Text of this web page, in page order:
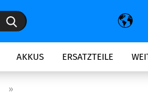
Suche...
AKKUS ERSATZTEILE
»